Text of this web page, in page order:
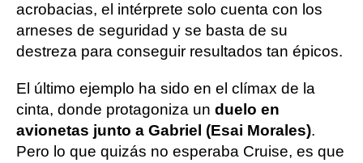
acrobacias, el intérprete solo cuenta con los
arneses de seguridad y se basta de su
destreza para conseguir resultados tan épicos.
El último ejemplo ha sido en el clímax de la
cinta, donde protagoniza un duelo en
avionetas junto a Gabriel (Esai Morales).
Pero lo que quizás no esperaba Cruise, es que